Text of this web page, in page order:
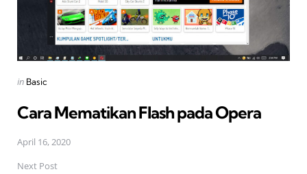
Posted
in Basic
Cara Mematikan Flash pada Opera
April 16, 2020
Next Post